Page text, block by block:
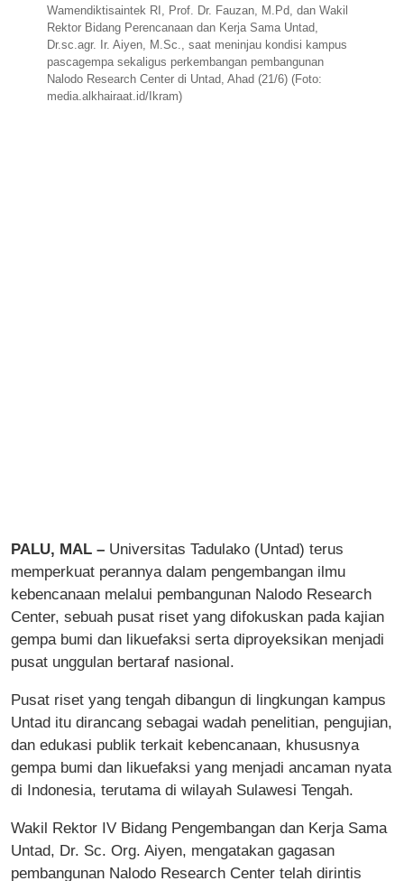
Wamendiktisaintek RI, Prof. Dr. Fauzan, M.Pd, dan Wakil
Rektor Bidang Perencanaan dan Kerja Sama Untad,
Dr.sc.agr. Ir. Aiyen, M.Sc., saat meninjau kondisi kampus
pascagempa sekaligus perkembangan pembangunan
Nalodo Research Center di Untad, Ahad (21/6) (Foto:
media.alkhairaat.id/Ikram)
PALU, MAL – Universitas Tadulako (Untad) terus
memperkuat perannya dalam pengembangan ilmu
kebencanaan melalui pembangunan Nalodo Research
Center, sebuah pusat riset yang difokuskan pada kajian
gempa bumi dan likuefaksi serta diproyeksikan menjadi
pusat unggulan bertaraf nasional.
Pusat riset yang tengah dibangun di lingkungan kampus
Untad itu dirancang sebagai wadah penelitian, pengujian,
dan edukasi publik terkait kebencanaan, khususnya
gempa bumi dan likuefaksi yang menjadi ancaman nyata
di Indonesia, terutama di wilayah Sulawesi Tengah.
Wakil Rektor IV Bidang Pengembangan dan Kerja Sama
Untad, Dr. Sc. Org. Aiyen, mengatakan gagasan
pembangunan Nalodo Research Center telah dirintis